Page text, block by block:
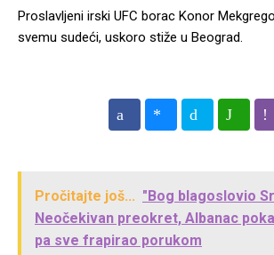
Proslavljeni irski UFC borac Konor
svemu sudeći, uskoro stiže u Beograd.
Pročitajte još... "Bog blagoslovio
Neočekivan preokret, Albanac
pa sve frapirao porukom